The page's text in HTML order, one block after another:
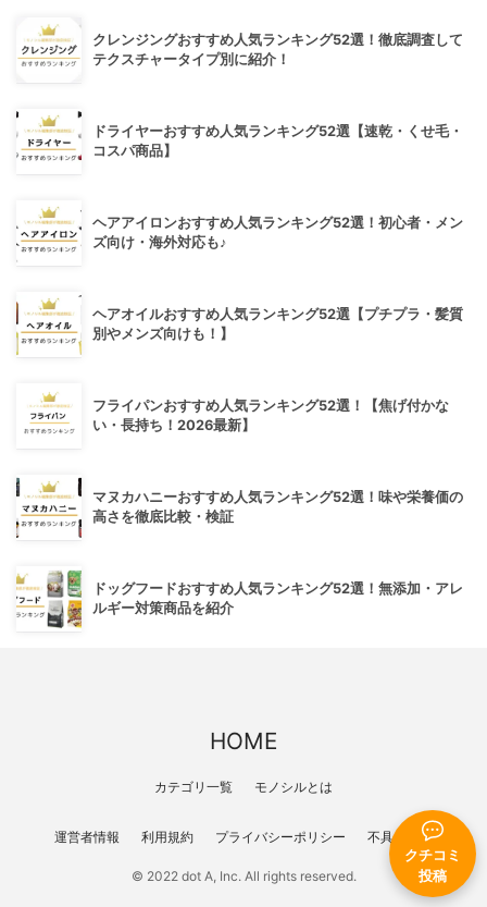
クチコミ
投稿
クレンジングおすすめ人気ランキング52選！徹底調査して
テクスチャータイプ別に紹介！
ドライヤーおすすめ人気ランキング52選【速乾・くせ毛・
コスパ商品】
ヘアアイロンおすすめ人気ランキング52選！初心者・メン
ズ向け・海外対応も♪
ヘアオイルおすすめ人気ランキング52選【プチプラ・髪質
別やメンズ向けも！】
フライパンおすすめ人気ランキング52選！【焦げ付かな
い・長持ち！2026最新】
マヌカハニーおすすめ人気ランキング52選！味や栄養価の
高さを徹底比較・検証
ドッグフードおすすめ人気ランキング52選！無添加・アレ
ルギー対策商品を紹介
HOME
カテゴリ一覧 モノシルとは
運営者情報 利用規約 プライバシーポリシー 不具合報告
© 2022 dot A, Inc. All rights reserved.